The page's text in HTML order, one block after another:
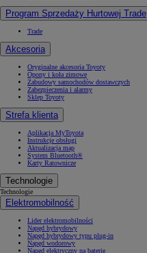
Program Sprzedaży Hurtowej Trade
Trade
Akcesoria
Oryginalne akcesoria Toyoty
Opony i koła zimowe
Zabudowy samochodów dostawczych
Zabezpieczenia i alarmy
Sklep Toyoty
Strefa klienta
Aplikacja MyToyota
Instrukcje obsługi
Aktualizacja map
System Bluetooth®
Karty Ratownicze
Technologie
Technologie
Elektromobilność
Lider elektromobilności
Napęd hybrydowy
Napęd hybrydowy typu plug-in
Napęd wodorowy
Napęd elektryczny na baterię